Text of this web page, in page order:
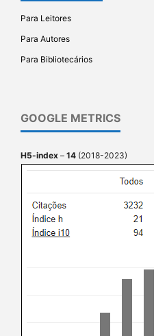
Para Leitores
Para Autores
Para Bibliotecários
GOOGLE METRICS
H5-index – 14 (2018-2023)